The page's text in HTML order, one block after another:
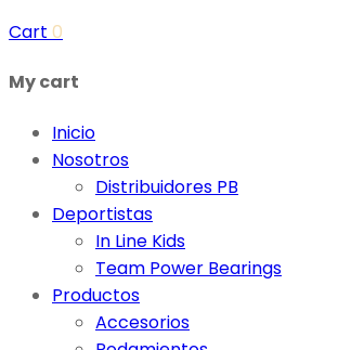
Cart 0
My cart
Inicio
Nosotros
Distribuidores PB
Deportistas
In Line Kids
Team Power Bearings
Productos
Accesorios